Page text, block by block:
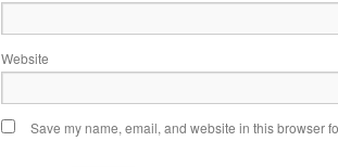
Website
Save my name, email, and website in this browser